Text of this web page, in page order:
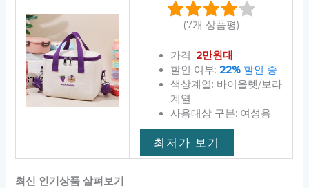
(7개 상품평)
가격: 2만원대
할인 여부: 22%할인 중
색상계열: 바이올렛/보라
계열
사용대상 구분: 여성용
최저가 보기
최신 인기상품 살펴보기